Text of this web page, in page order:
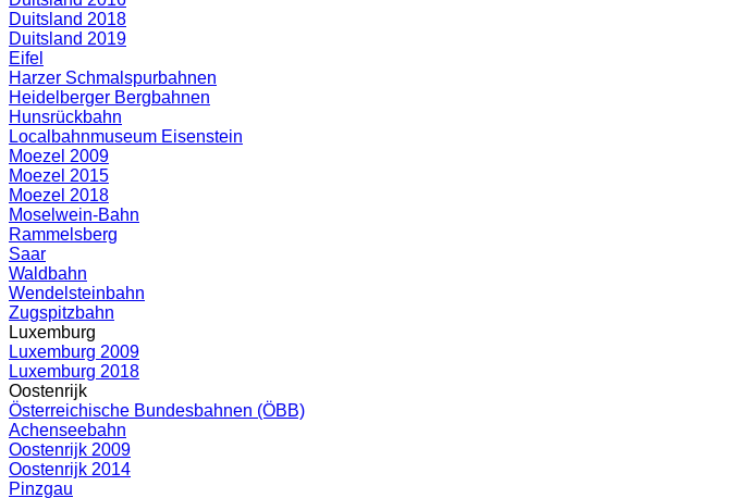
Duitsland 2018
Duitsland 2019
Eifel
Harzer Schmalspurbahnen
Heidelberger Bergbahnen
Hunsrückbahn
Localbahnmuseum Eisenstein
Moezel 2009
Moezel 2015
Moezel 2018
Moselwein-Bahn
Rammelsberg
Saar
Waldbahn
Wendelsteinbahn
Zugspitzbahn
Luxemburg
Luxemburg 2009
Luxemburg 2018
Oostenrijk
Österreichische Bundesbahnen (ÖBB)
Achenseebahn
Oostenrijk 2009
Oostenrijk 2014
Pinzgau